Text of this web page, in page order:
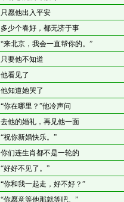
只愿他出入平安
多少个春好，都无济于事
“来北京，我会一直帮你的。”
只要他不知道
他看见了
他知道她哭了
“你在哪里？”他冷声问
去他的婚礼，再见他一面
“祝你新婚快乐。”
你们连生肖都不是一轮的
“好好不见了。”
“你和我一起走，好不好？”
“你愿意等他那就等吧。”